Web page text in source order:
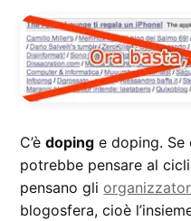
C’èdoping e doping.
potrebbe pensare al
pensano gli
blogosfera, cioè